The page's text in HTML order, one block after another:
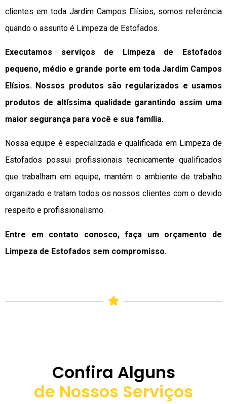
clientes em toda Jardim Campos Elísios, somos referência
quando o assunto é Limpeza de Estofados.
Executamos serviços de Limpeza de Estofados
pequeno, médio e grande porte em toda Jardim Campos
Elísios. Nossos produtos são regularizados e usamos
produtos de altíssima qualidade garantindo assim uma
maior segurança para você e sua família.
Nossa equipe é especializada e qualificada em Limpeza de
Estofados possui profissionais tecnicamente qualificados
que trabalham em equipe, mantém o ambiente de trabalho
organizado e tratam todos os nossos clientes com o devido
respeito e profissionalismo.
Entre em contato conosco, faça um orçamento de
Limpeza de Estofados sem compromisso.
Confira Alguns
de Nossos Serviços